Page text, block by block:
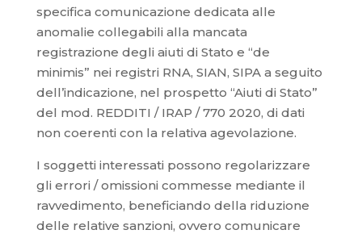
specifica comunicazione dedicata alle
anomalie collegabili alla mancata
registrazione degli aiuti di Stato e “de
minimis” nei registri RNA, SIAN, SIPA a seguito
dell’indicazione, nel prospetto “Aiuti di Stato”
del mod. REDDITI / IRAP / 770 2020, di dati
non coerenti con la relativa agevolazione.
I soggetti interessati possono regolarizzare
gli errori / omissioni commesse mediante il
ravvedimento, beneficiando della riduzione
delle relative sanzioni, ovvero comunicare